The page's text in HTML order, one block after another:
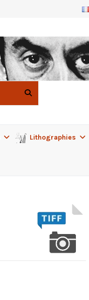
Lithographies